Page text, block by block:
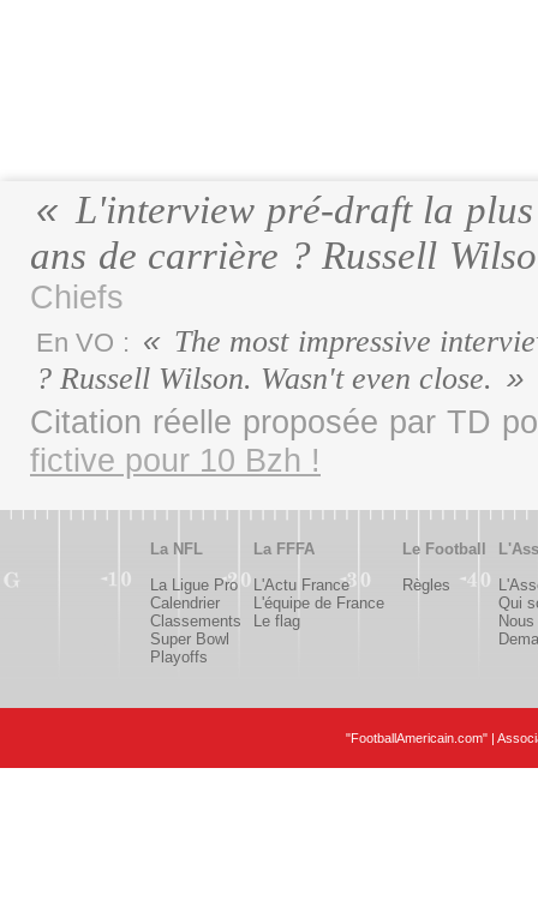
L'interview pré-draft la
ans de carrière ? Russell
Chiefs
En VO :
The most impressive
? Russell Wilson. Wasn't even close.
Citation réelle proposée par TD
fictive pour 10 Bzh !
La NFL
La Ligue Pro
Calendrier
Classements
Super Bowl
Playoffs
La FFFA
L'Actu France
L'équipe de France
Le flag
Le Football
Règles
Qui
"FootballAmericain.com" |